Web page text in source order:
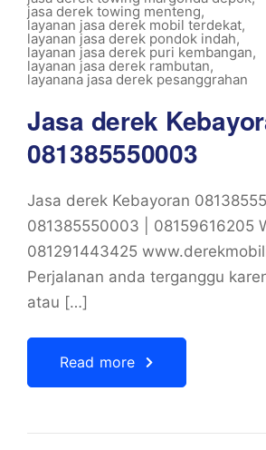
jasa derek towing menteng,
layanan jasa derek mobil terdekat,
layanan jasa derek pondok indah,
layanan jasa derek puri kembangan,
layanan jasa derek rambutan,
layanana jasa derek pesanggrahan
Jasa derek
081385550003
Jasa derek Kebayoran
081385550003 | 08159616205
081291443425
Perjalanan anda terganggu
atau […]
Read more